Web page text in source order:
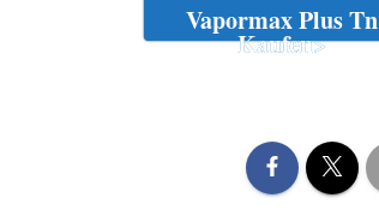
Vapormax Plus Tn
Kaufen>